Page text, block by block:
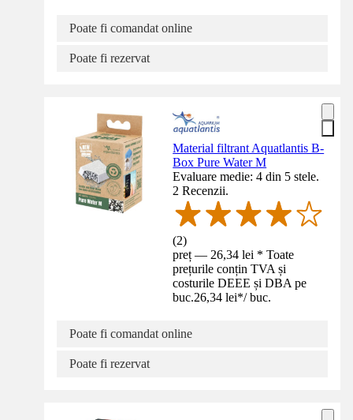
Poate fi comandat online
Poate fi rezervat
Material filtrant Aquatlantis B-
Box Pure Water M
Evaluare medie: 4 din 5 stele.
2 Recenzii.
(2)
preț — 26,34 lei * Toate
prețurile conțin TVA și
costurile DEEE și DBA pe
buc.26,34 lei*/ buc.
Poate fi comandat online
Poate fi rezervat